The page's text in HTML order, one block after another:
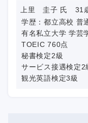
上里 圭子 氏 31
学歴：都立高校
有名私立大学 学
TOEIC 760点
秘書検定2級
サービス接遇検定2
観光英語検定3級